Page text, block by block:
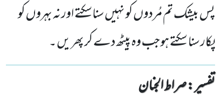
پس بیشک تم مُردوں کو نہیں سناسکتے اور نہ بہروں کو
پکار سنا سکتے ہو جب وہ پیٹھ دے کر پھر یں ۔
تفسیر : ‎صراط الجنان